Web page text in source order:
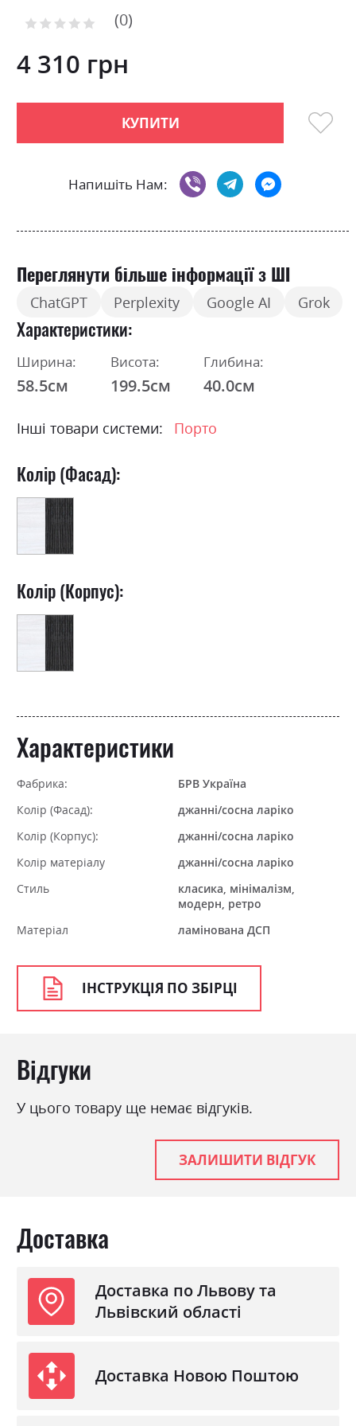
the
of
the
gallery
Рейтинг: 0
4 310 грн
КУПИТИ
Напишіть Нам:
Переглянути більше інформації з ШІ
ChatGPT Perplexity Google AI Grok
Характеристики
Ширина:
58.5см
Висота:
199.5см
Глибина:
40.0см
Інші товари системи: Порто
Колір (Фасад):
Колір (Корпус):
Характеристики
Фабрика:
БРВ Україна
Колір (Фасад):
джанні/сосна ларіко
Колір (Корпус):
джанні/сосна ларіко
Колір матеріалу
джанні/сосна ларіко
Стиль
класика, мінімалізм,
модерн, ретро
Матеріал
ламінована ДСП
ІНСТРУКЦІЯ ПО ЗБІРЦІ
Відгуки
У цього товару ще немає відгуків.
ЗАЛИШИТИ ВІДГУК
Доставка
Доставка по Львову та
Львівский області
Доставка Новою Поштою